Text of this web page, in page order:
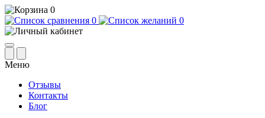
0
0
0
Меню
Отзывы
Контакты
Блог